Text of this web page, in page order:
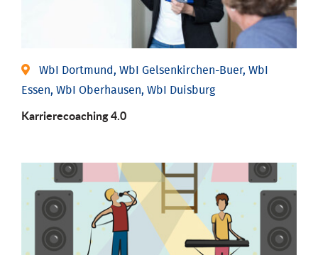
WbI Dortmund, WbI Gelsenkirchen-Buer, WbI
Essen, WbI Oberhausen, WbI Duisburg
Karriere­coaching 4.0